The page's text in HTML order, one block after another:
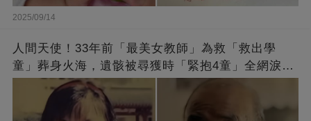
2025/09/14
人間天使！33年前「最美女教師」為救「救出學
童」葬身火海，遺骸被尋獲時「緊抱4童」全網淚
崩：真正的英雄不該被遺忘